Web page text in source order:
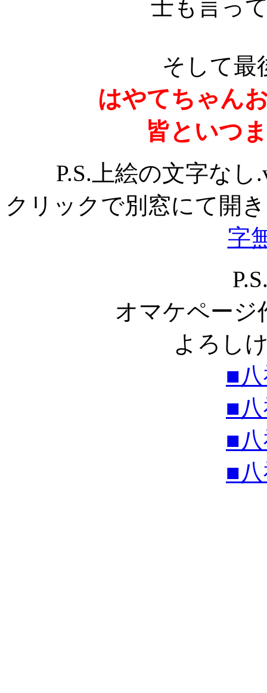
士も言っ
そして最
はやてちゃん
皆といつ
P.S.上絵の文字な
クリックで別窓にて開
字
オマケページ
よろし
■
■
■
■